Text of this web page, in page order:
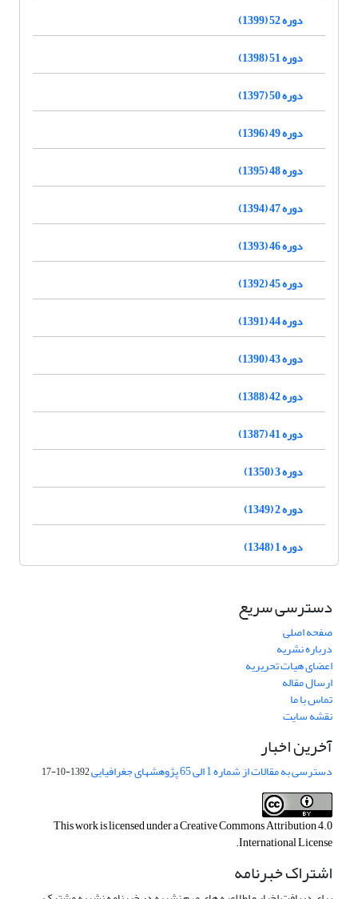
دوره 52 (1399)
دوره 51 (1398)
دوره 50 (1397)
دوره 49 (1396)
دوره 48 (1395)
دوره 47 (1394)
دوره 46 (1393)
دوره 45 (1392)
دوره 44 (1391)
دوره 43 (1390)
دوره 42 (1388)
دوره 41 (1387)
دوره 3 (1350)
دوره 2 (1349)
دوره 1 (1348)
دسترسی سریع
صفحه اصلی
درباره نشریه
اعضای هیات تحریریه
ارسال مقاله
تماس با ما
نقشه سایت
آخرین اخبار
دسترسی به مقالات از شماره 1 الی 65 پژوهشهای جغرافیایی 1392-10-17
This work is licensed under aCreative Commons Attribution 4.0
International License
.
اشتراک خبرنامه